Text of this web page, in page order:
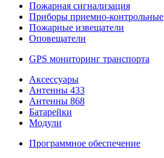
Пожарная сигнализация
Приборы приемно-контрольные
Пожарные извещатели
Оповещатели
GPS мониторинг транспорта
Аксессуары
Антенны 433
Антенны 868
Батарейки
Модули
Программное обеспечение